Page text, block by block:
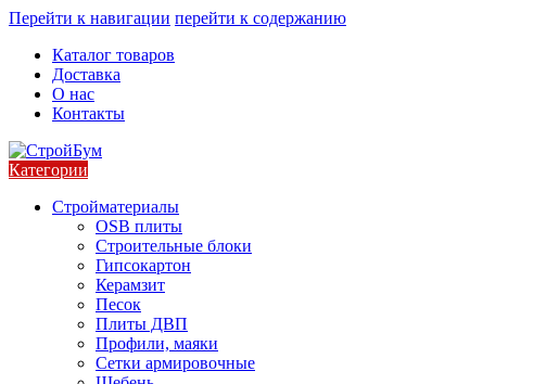
Перейти к навигации перейти к содержанию
Каталог товаров
Доставка
О нас
Контакты
Категории
Стройматериалы
OSB плиты
Строительные блоки
Гипсокартон
Керамзит
Песок
Плиты ДВП
Профили, маяки
Сетки армировочные